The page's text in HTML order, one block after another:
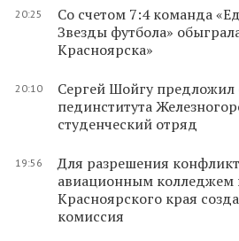
20:25
Со счетом 7:4 команда
Звезды футбола»
Красноярска»
20:10
Сергей Шойгу предложил
пединститута
студенческий отряд
19:56
Для разрешения
авиационным колледжем
Красноярского края
комиссия